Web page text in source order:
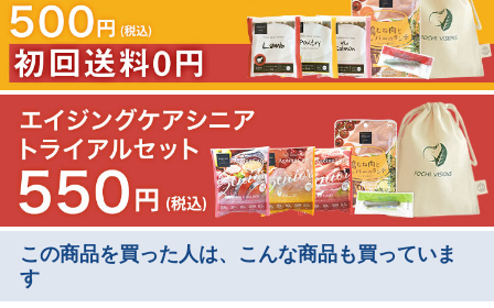
この商品を買った人は、こんな商品も買っていま
す